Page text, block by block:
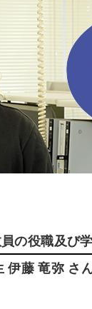
役職及び学
伊藤 竜弥 さ